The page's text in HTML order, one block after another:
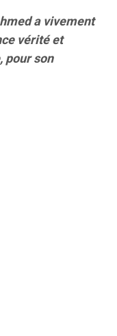
a vivement
vérité et
pour son